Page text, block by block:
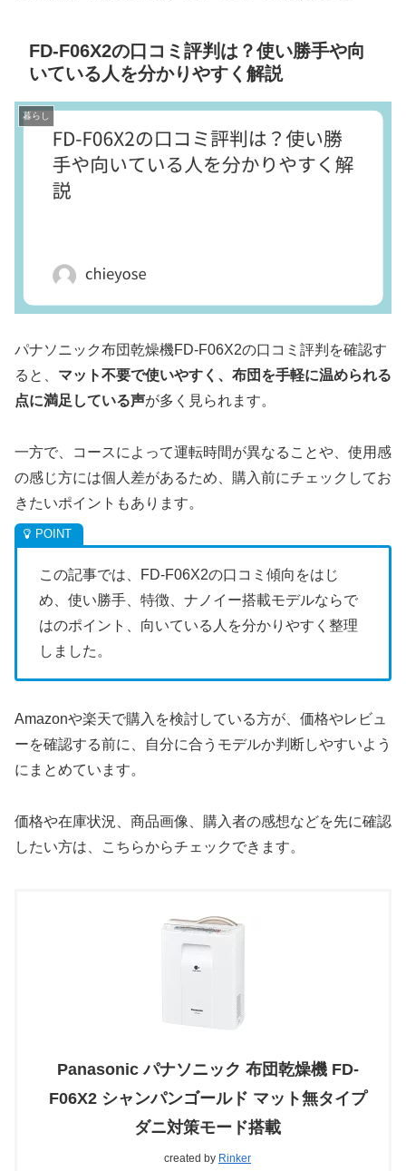
FD-F06X2の口コミ評判は？使い勝手や向
いている人を分かりやすく解説
暮らし
パナソニック布団乾燥機FD-F06X2の口コミ評判を確認す
ると、 マット不要で使いやすく、布団を手軽に温められる
点に満足している声が多く見られます。
一方で、コースによって運転時間が異なることや、使用感
の感じ方には個人差があるため、購入前にチェックしてお
きたいポイントもあります。
この記事では、FD-F06X2の口コミ傾向をはじ
め、使い勝手、特徴、ナノイー搭載モデルならで
はのポイント、向いている人を分かりやすく整理
しました。
Amazonや楽天で購入を検討している方が、価格やレビュ
ーを確認する前に、自分に合うモデルか判断しやすいよう
にまとめています。
価格や在庫状況、商品画像、購入者の感想などを先に確認
したい方は、こちらからチェックできます。
Panasonic パナソニック 布団乾燥機 FD-
F06X2 シャンパンゴールド マット無タイプ
ダニ対策モード搭載
created by Rinker